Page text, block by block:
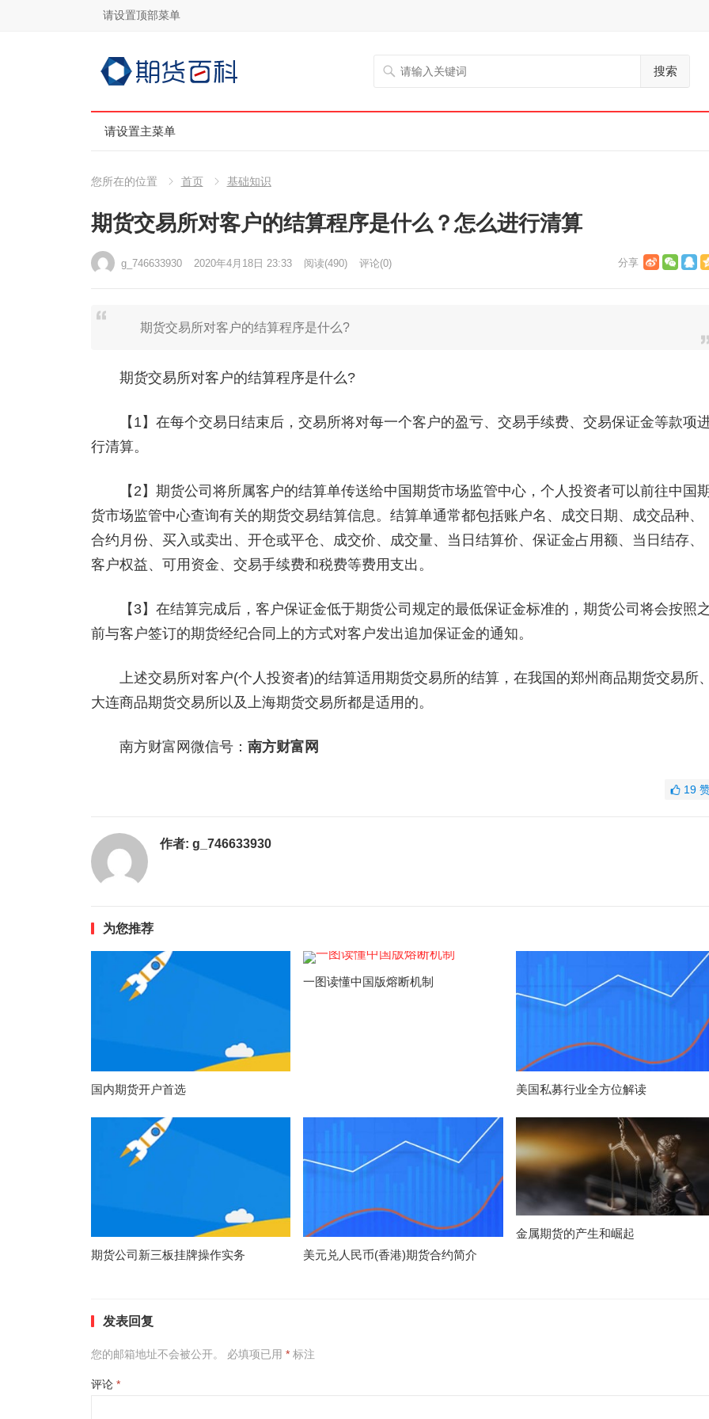
请设置顶部菜单
搜索
请设置主菜单
您所在的位置 首页 基础知识
期货交易所对客户的结算程序是什么？怎么进行清算
g_746633930 2020年4月18日 23:33 阅读(490) 评论(0)
期货交易所对客户的结算程序是什么?
期货交易所对客户的结算程序是什么?
【1】在每个交易日结束后，交易所将对每一个客户的盈亏、交易手续费、交易保证金等款项
行清算。
【2】期货公司将所属客户的结算单传送给中国期货市场监管中心，个人投资者可以前往中国
货市场监管中心查询有关的期货交易结算信息。结算单通常都包括账户名、成交日期、成交品种、
合约月份、买入或卖出、开仓或平仓、成交价、成交量、当日结算价、保证金占用额、当日结存、
客户权益、可用资金、交易手续费和税费等费用支出。
【3】在结算完成后，客户保证金低于期货公司规定的最低保证金标准的，期货公司将会按照
前与客户签订的期货经纪合同上的方式对客户发出追加保证金的通知。
上述交易所对客户(个人投资者)的结算适用期货交易所的结算，在我国的郑州商品期货交易所
大连商品期货交易所以及上海期货交易所都是适用的。
南方财富网微信号： 南方财富网
19
作者: g_746633930
为您推荐
国内期货开户首选
一图读懂中国版熔断机制
美国私募行业全方位解读
期货公司新三板挂牌操作实务 美元兑人民币(香港)期货合约简介
金属期货的产生和崛起
发表回复
您的邮箱地址不会被公开。 必填项已用 *标注
评论 *